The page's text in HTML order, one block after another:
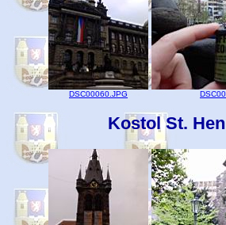
DSC00060.JPG
Kostol St.